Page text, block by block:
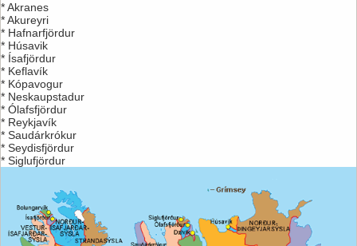
* Akranes
* Akureyri
* Hafnarfjördur
* Húsavik
* Ísafjördur
* Keflavík
* Kópavogur
* Neskaupstadur
* Ólafsfjördur
* Reykjavík
* Saudárkrókur
* Seydisfjördur
* Siglufjördur